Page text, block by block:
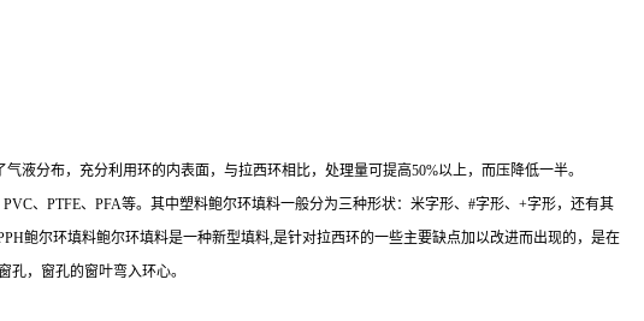
液分布，充分利用环的内表面，与拉西环相比，处理量可提高50%以上，而压降低一半。
、PTFE、PFA等。其中塑料鲍尔环填料一般分为三种形状：米字形、#字形、+字形，还有其
鲍尔环填料鲍尔环填料是一种新型填料,是针对拉西环的一些主要缺点加以改进而出现的，是在
，窗孔的窗叶弯入环心。